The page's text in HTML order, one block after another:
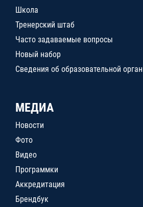
Школа
Тренерский штаб
Часто задаваемые вопросы
Новый набор
Сведения об образовательной
МЕДИА
Новости
Фото
Видео
Программки
Аккредитация
Брендбук